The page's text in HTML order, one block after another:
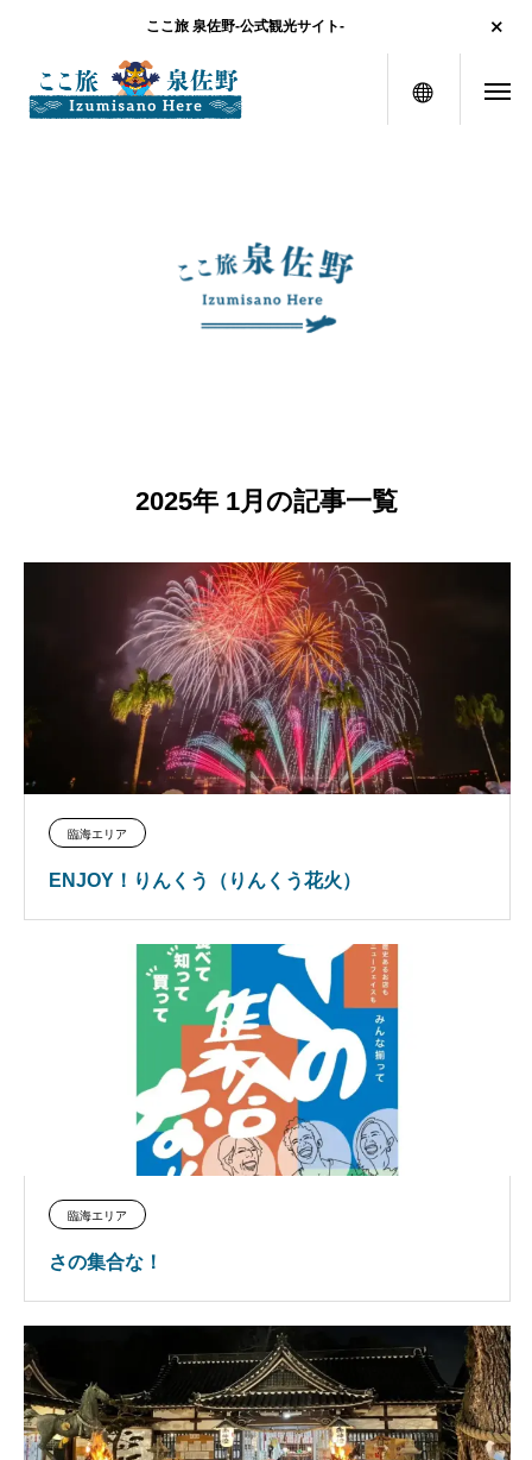
ここ旅 泉佐野-公式観光サイト-
メニュー
2025年 1月の記事一覧
臨海エリア
ENJOY！りんくう（りんくう花火）
臨海エリア
さの集合な！